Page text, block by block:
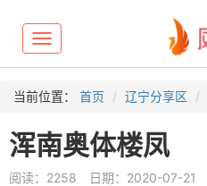
Toggle
navigation
当前位置： 首页 辽宁分享区
浑南奥体楼凤
阅读：2258 日期：2020-07-21